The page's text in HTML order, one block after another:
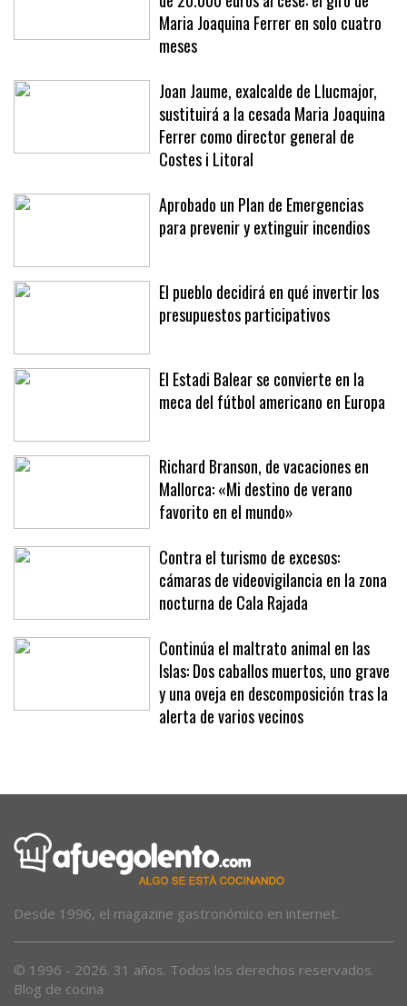
Del aplauso por rechazar un soborno
de 20.000 euros al cese: el giro de
Maria Joaquina Ferrer en solo cuatro
meses
Joan Jaume, exalcalde de Llucmajor,
sustituirá a la cesada Maria Joaquina
Ferrer como director general de
Costes i Litoral
Aprobado un Plan de Emergencias
El pueblo decidirá en qué invertir los
El Estadi Balear se convierte en la
Richard Branson, de vacaciones en
Mallorca: «Mi destino de verano
favorito en el mundo»
Contra el turismo de excesos:
cámaras de videovigilancia en la zona
nocturna de Cala Rajada
Continúa el maltrato animal en las
Islas: Dos caballos muertos, uno grave
y una oveja en descomposición tras la